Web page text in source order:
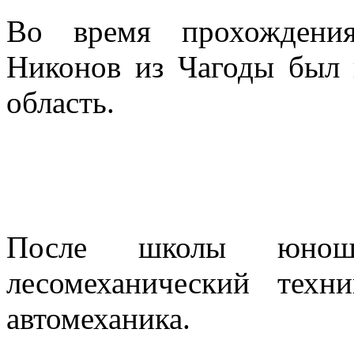
Во время
Никонов из Чагоды был
область.
После школы
лесомеханический
автомеханика.